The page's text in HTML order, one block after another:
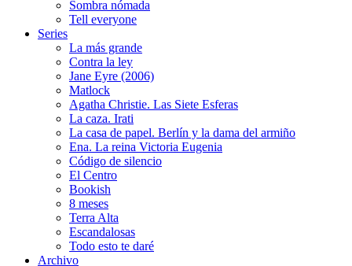
Sombra nómada
Tell everyone
Series
La más grande
Contra la ley
Jane Eyre (2006)
Matlock
Agatha Christie. Las Siete Esferas
La caza. Irati
La casa de papel. Berlín y la dama del armiño
Ena. La reina Victoria Eugenia
Código de silencio
El Centro
Bookish
8 meses
Terra Alta
Escandalosas
Todo esto te daré
Archivo